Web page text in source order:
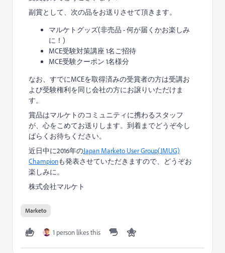
副賞として、次の品をお送りさせて頂きます。
マルケトグッズ(非売品 - 何が届くかお楽しみ
に！)
MCE受験対策講座 1名ご招待
MCE受験クーポン 1名様分
なお、すでにMCEを取得済みの受賞者の方は受講お
よび受験権利を同じ会社の方にお譲りいただけま
す。
賞品はマルケトのコミュニティに携わるスタッフ
が、心をこめてお送りします。到着までどうぞ今し
ばらくお待ちください。
近日中に2016年のJapan Marketo User Group(JMUG)
Championも発表させていただきますので、どうぞお
楽しみに。
株式会社マルケト
Marketo
1 person likes this